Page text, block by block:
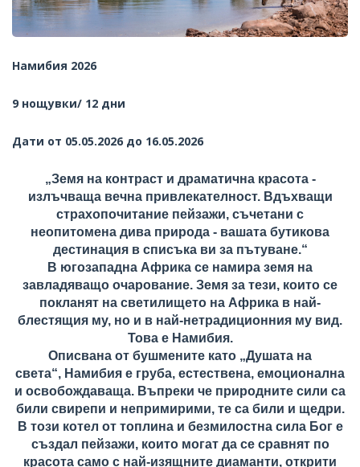
Намибия 2026
9 нощувки/ 12 дни
Дати от 05.05.2026 до 16.05.2026
„Земя на контраст и драматична красота -
излъчваща вечна привлекателност. Вдъхващи
страхопочитание пейзажи, съчетани с
неопитомена дива природа - вашата бутикова
дестинация в списъка ви за пътуване.“
В югозападна Африка се намира земя на
завладяващо очарование. Земя за тези, които се
покланят на светилището на Африка в най-
блестящия му, но и в най-нетрадиционния му вид.
Това е Намибия.
Описвана от бушмените като „Душата на
света“, Намибия е груба, естествена, eмоционална
и освобождаваща. Въпреки че природните сили са
били свирепи и непримирими, те са били и щедри.
В този котел от топлина и безмилостна сила Бог е
създал пейзажи, които могат да се сравнят по
красота само с най-изящните диаманти, открити